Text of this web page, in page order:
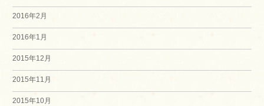
2016年2月
2016年1月
2015年12月
2015年11月
2015年10月